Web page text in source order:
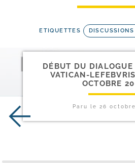
ETIQUETTES
DÉBUT DU
VATICAN-​
OCTOBRE
Paru le26